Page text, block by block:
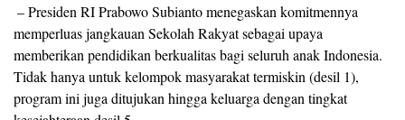
– Presiden RI Prabowo Subianto menegaskan komitmennya
memperluas jangkauan Sekolah Rakyat sebagai upaya
memberikan pendidikan berkualitas bagi seluruh anak Indonesia.
Tidak hanya untuk kelompok masyarakat termiskin (desil 1),
program ini juga ditujukan hingga keluarga dengan tingkat